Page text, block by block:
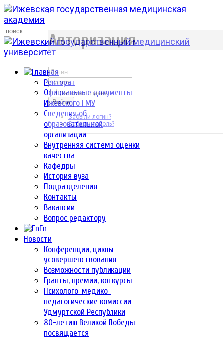
Ректорат
Официальные документы
Ижевского ГМУ
Сведения об
образовательной
организации
Внутренняя система оценки
качества
Кафедры
История вуза
Подразделения
Контакты
Вакансии
Вопрос редактору
En
Новости
Конференции, циклы
усовершенствования
Возможности публикации
Гранты, премии, конкурсы
Психолого-медико-
педагогические комиссии
Удмуртской Республики
80-летию Великой Победы
посвящается
р
Авторизация
Запомнить меня
Войти
Забыли логин?
Забыли пароль?